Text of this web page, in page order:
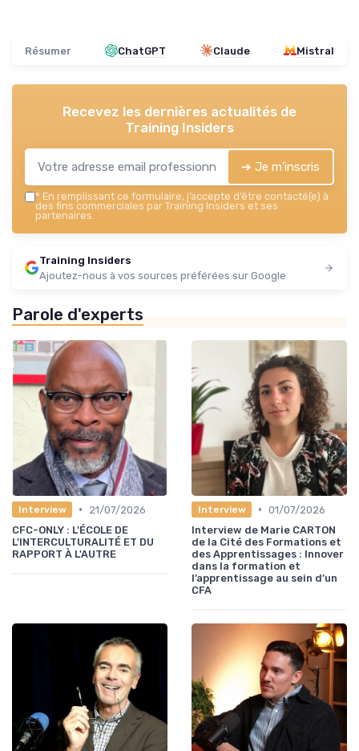
Résumer ChatGPT Claude Mistral
Recevez les dernières actualités de
Training Insiders
➔ Je m'inscris
* En remplissant ce formulaire, j’accepte d’être contacté(e) à
des fins commerciales par Training Insiders et ses
partenaires.
Training Insiders
Ajoutez-nous à vos sources préférées sur Google
Parole d'experts
Interview •
21/07/2026
CFC-ONLY : L'ÉCOLE DE
L'INTERCULTURALITÉ ET DU
RAPPORT À L'AUTRE
Interview • 01/07/2026
Interview de Marie CARTON
de la Cité des Formations et
des Apprentissages : Innover
dans la formation et
l’apprentissage au sein d’un
CFA